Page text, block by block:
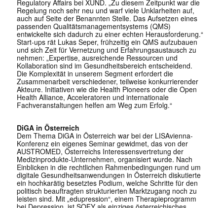
Regulatory Affairs bei XUND. „Zu diesem Zeitpunkt war die
Regelung noch sehr neu und warf viele Unklarheiten auf,
auch auf Seite der Benannten Stelle. Das Aufsetzen eines
passenden Qualitätsmanagementsystems (QMS)
entwickelte sich dadurch zu einer echten Herausforderung.“
Start-ups rät Lukas Seper, frühzeitig ein QMS aufzubauen
und sich Zeit für Vernetzung und Erfahrungsaustausch zu
nehmen: „Expertise, ausreichende Ressourcen und
Kollaboration sind im Gesundheitsbereich entscheidend.
Die Komplexität in unserem Segment erfordert die
Zusammenarbeit verschiedener, teilweise konkurrierender
Akteure. Initiativen wie die Health Pioneers oder die Open
Health Alliance, Acceleratoren und internationale
Fachveranstaltungen helfen am Weg zum Erfolg.“
DiGA in Österreich
Dem Thema DiGA in Österreich war bei der LISAvienna-
Konferenz ein eigenes Seminar gewidmet, das von der
AUSTROMED, Österreichs Interessensvertretung der
Medizinprodukte-Unternehmen, organisiert wurde. Nach
Einblicken in die rechtlichen Rahmenbedingungen rund um
digitale Gesundheitsanwendungen in Österreich diskutierte
ein hochkarätig besetztes Podium, welche Schritte für den
politisch beauftragten strukturierten Marktzugang noch zu
leisten sind. Mit „edupression“, einem Therapieprogramm